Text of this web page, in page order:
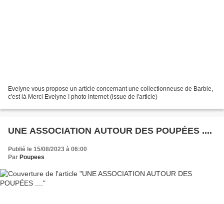
Evelyne vous propose un article concernant une collectionneuse de Barbie,
c'est là Merci Evelyne ! photo internet (issue de l'article)
UNE ASSOCIATION AUTOUR DES POUPÉES ....
Publié le 15/08/2023 à 06:00
Par Poupees